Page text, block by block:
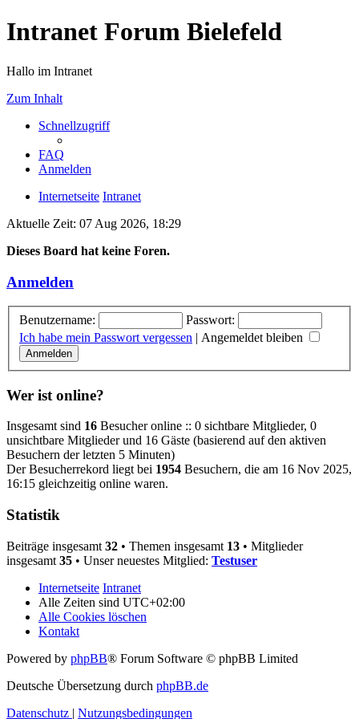
Intranet Forum Bielefeld
Hallo im Intranet
Zum Inhalt
Schnellzugriff
FAQ
Anmelden
Internetseite Intranet
Aktuelle Zeit: 07 Aug 2026, 18:29
Dieses Board hat keine Foren.
Anmelden
Benutzername:
Passwort:
Ich habe mein Passwort vergessen | Angemeldet bleiben
Wer ist online?
Insgesamt sind 16 Besucher online :: 0 sichtbare Mitglieder, 0
unsichtbare Mitglieder und 16 Gäste (basierend auf den aktiven
Besuchern der letzten 5 Minuten)
Der Besucherrekord liegt bei 1954 Besuchern, die am 16 Nov 2025,
16:15 gleichzeitig online waren.
Statistik
Beiträge insgesamt 32 • Themen insgesamt 13 • Mitglieder
insgesamt 35 • Unser neuestes Mitglied: Testuser
Internetseite Intranet
Alle Zeiten sind UTC+02:00
Alle Cookies löschen
Kontakt
Powered by phpBB® Forum Software © phpBB Limited
Deutsche Übersetzung durch phpBB.de
Datenschutz | Nutzungsbedingungen